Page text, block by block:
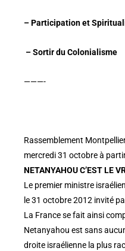
– Participation et
– Sortir du Colonialisme
———-
Rassemblement
mercredi 31 octobre à
NETANYAHOU C’EST LE
Le premier ministre
le 31 octobre 2012 invité
La France se fait ainsi
Netanyahou est sans
droite israélienne la plus